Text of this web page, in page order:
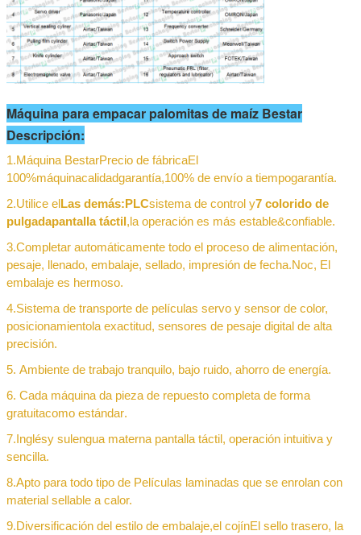
Máquina para empacar palomitas de maíz Bestar
Descripción:
1.Máquina BestarPrecio de fábricaEl
100%máquinacalidadgarantía,100% de envío a tiempogarantía.
2.Utilice el Las demás: PLCsistema de control y7 colorido de
pulgadapantalla táctil , la operación es más estable&confiable.
3.Completar automáticamente todo el proceso de alimentación,
pesaje, llenado, embalaje, sellado, impresión de fecha.Noc, El
embalaje es hermoso.
4.Sistema de transporte de películas servo y sensor de color,
posicionamientola exactitud, sensores de pesaje digital de alta
precisión.
5. Ambiente de trabajo tranquilo, bajo ruido, ahorro de energía.
6. Cada máquina da pieza de repuesto completa de forma
gratuitacomo estándar.
7. Inglésy sulengua materna pantalla táctil, operación intuitiva y
sencilla.
8.Apto para todo tipo de Películas laminadas que se enrolan con
material sellable a calor.
9.Diversificación del estilo de embalaje,el cojínEl sello trasero, la